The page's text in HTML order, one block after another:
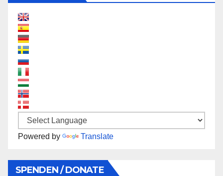
Powered by Translate
SPENDEN / DONATE